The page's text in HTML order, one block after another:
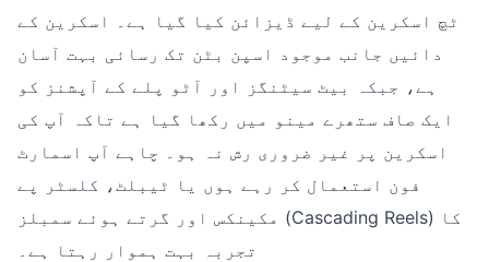
ٹچ اسکرین کے لیے ڈیزائن کیا گیا ہے۔ اسکرین کے
دائیں جانب موجود اسپن بٹن تک رسائی بہت آسان
ہے، جبکہ بیٹ سیٹنگز اور آٹو پلے کے آپشنز کو
ایک صاف ستھرے مینو میں رکھا گیا ہے تاکہ آپ کی
اسکرین پر غیر ضروری رش نہ ہو۔ چاہے آپ اسمارٹ
فون استعمال کر رہے ہوں یا ٹیبلٹ، کلسٹر پے
مکینکس اور گرتے ہوئے سمبلز (Cascading Reels) کا
تجربہ بہت ہموار رہتا ہے۔